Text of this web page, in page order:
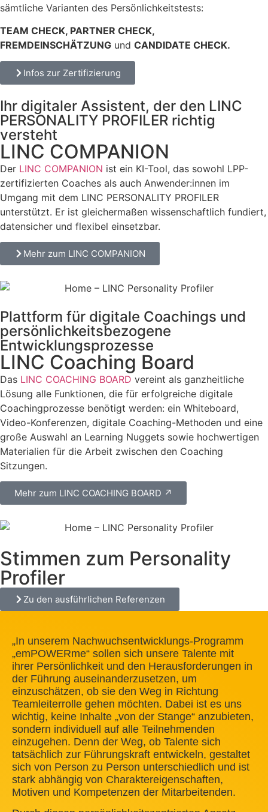
sämtliche Varianten des Persönlichkeitstests:
TEAM CHECK, PARTNER CHECK,
FREMDEINSCHÄTZUNG und CANDIDATE CHECK.
Infos zur Zertifizierung
Ihr digitaler Assistent, der den LINC
PERSONALITY PROFILER richtig
versteht
LINC COMPANION
Der LINC COMPANION ist ein KI-Tool, das sowohl LPP-
zertifizierten Coaches als auch Anwender:innen im
Umgang mit dem LINC PERSONALITY PROFILER
unterstützt. Er ist gleichermaßen wissenschaftlich fundiert,
datensicher und flexibel einsetzbar.
Mehr zum LINC COMPANION
Plattform für digitale Coachings und
persönlichkeitsbezogene
Entwicklungsprozesse
LINC Coaching Board
Das LINC COACHING BOARD vereint als ganzheitliche
Lösung alle Funktionen, die für erfolgreiche digitale
Coachingprozesse benötigt werden: ein Whiteboard,
Video-Konferenzen, digitale Coaching-Methoden und eine
große Auswahl an Learning Nuggets sowie hochwertigen
Materialien für die Arbeit zwischen den Coaching
Sitzungen.
Mehr zum LINC COACHING BOARD ↗︎
Stimmen zum Personality
Profiler
Zu den ausführlichen Referenzen
„In unserem Nachwuchsentwicklungs-Programm
„emPOWERme“ sollen sich unsere Talente mit
ihrer Persönlichkeit und den Herausforderungen in
der Führung auseinanderzusetzen, um
einzuschätzen, ob sie den Weg in Richtung
Teamleiterrolle gehen möchten. Dabei ist es uns
wichtig, keine Inhalte „von der Stange“ anzubieten,
sondern individuell auf alle Teilnehmenden
einzugehen. Denn der Weg, ob Talente sich
tatsächlich zur Führungskraft entwickeln, gestaltet
sich von Person zu Person unterschiedlich und ist
stark abhängig von Charaktereigenschaften,
Motiven und Kompetenzen der Mitarbeitenden.